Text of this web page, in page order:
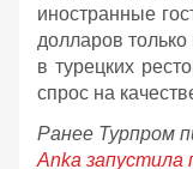
иностранные
долларов
в турецких
спрос на
Ранее Турпром
Anka запустила